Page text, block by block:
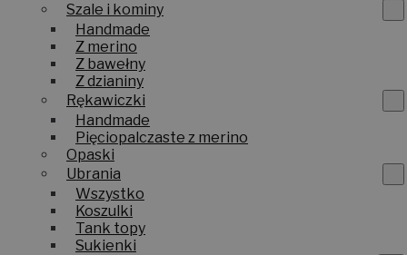
Szale i kominy
Handmade
Z merino
Z bawełny
Z dzianiny
Rękawiczki
Handmade
Pięciopalczaste z merino
Opaski
Ubrania
Wszystko
Koszulki
Tank topy
Sukienki